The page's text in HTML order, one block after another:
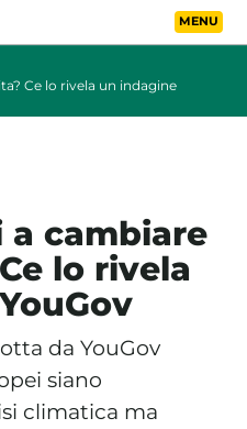
Vai al contenuto
Ce lo rivela un indagine
a cambiare
lo rivela
da YouGov
siano
climatica ma